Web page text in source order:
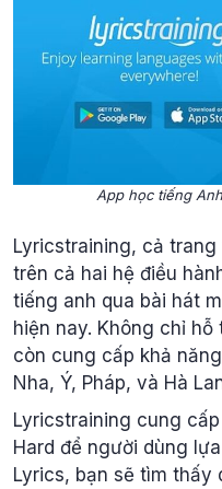
App học tiếng
Lyricstraining, cả
trên cả hai hệ điều
tiếng anh qua bài hát
hiện nay. Không chỉ
còn cung cấp khả
Nha, Ý, Pháp, và Hà
Lyricstraining cung
Hard để người dùng
Lyrics, bạn sẽ tìm thấy